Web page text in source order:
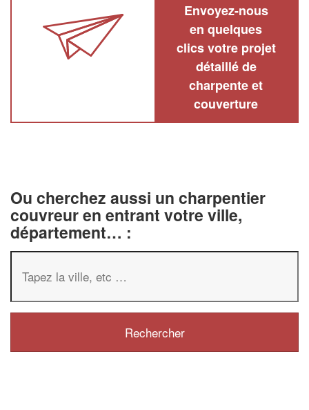
Envoyez-nous
en quelques
clics votre projet
détaillé de
charpente et
couverture
Ou cherchez aussi un charpentier
couvreur en entrant votre ville,
département… :